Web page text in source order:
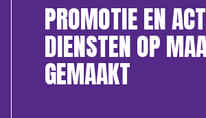
PROMOTIE EN
DIENSTEN OP
GEMAAKT